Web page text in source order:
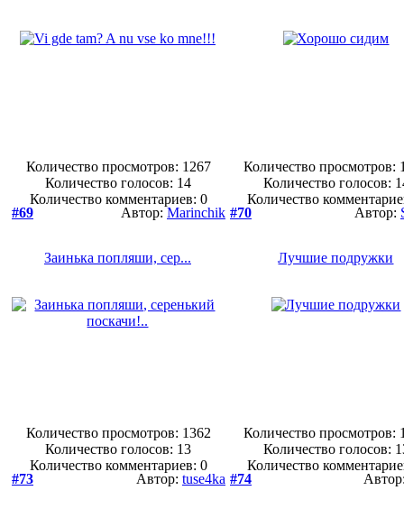
Количество просмотров: 1267
Количество голосов: 14
Количество комментариев: 0
Количество просмотров:
Количество голосов:
Количество
#69
Автор: Marinchik
Заинька попляши, сер...
Количество просмотров: 1362
Количество голосов: 13
Количество комментариев: 0
#70 Автор:
Лучшие подружки
Количество просмотров:
Количество голосов:
Количество
#73
Автор: tuse4ka #74